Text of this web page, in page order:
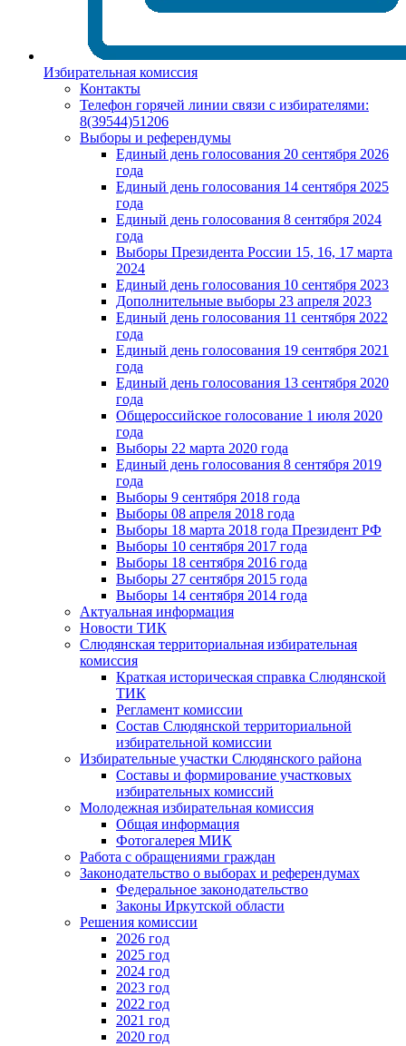
Избирательная комиссия
Контакты
Телефон горячей линии связи с избирателями:
8(39544)51206
Выборы и референдумы
Единый день голосования 20 сентября 2026
года
Единый день голосования 14 сентября 2025
года
Единый день голосования 8 сентября 2024
года
Выборы Президента России 15, 16, 17 марта
2024
Единый день голосования 10 сентября 2023
Дополнительные выборы 23 апреля 2023
Единый день голосования 11 сентября 2022
года
Единый день голосования 19 сентября 2021
года
Единый день голосования 13 сентября 2020
года
Общероссийское голосование 1 июля 2020
года
Выборы 22 марта 2020 года
Единый день голосования 8 сентября 2019
года
Выборы 9 сентября 2018 года
Выборы 08 апреля 2018 года
Выборы 18 марта 2018 года Президент РФ
Выборы 10 сентября 2017 года
Выборы 18 сентября 2016 года
Выборы 27 сентября 2015 года
Выборы 14 сентября 2014 года
Актуальная информация
Новости ТИК
Слюдянская территориальная избирательная
комиссия
Краткая историческая справка Слюдянской
ТИК
Регламент комиссии
Состав Слюдянской территориальной
избирательной комиссии
Избирательные участки Слюдянского района
Составы и формирование участковых
избирательных комиссий
Молодежная избирательная комиссия
Общая информация
Фотогалерея МИК
Работа с обращениями граждан
Законодательство о выборах и референдумах
Федеральное законодательство
Законы Иркутской области
Решения комиссии
2026 год
2025 год
2024 год
2023 год
2022 год
2021 год
2020 год